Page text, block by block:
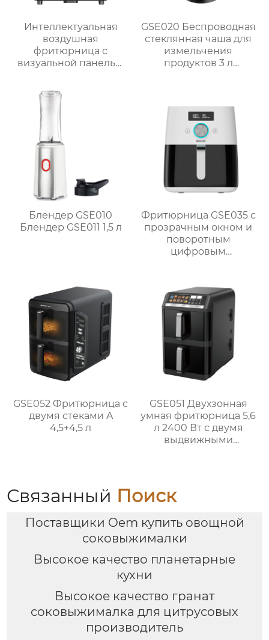
Интеллектуальная
воздушная
фритюрница с
визуальной панелью
GSE020 Беспроводная
стеклянная чаша для
измельчения
продуктов 3 л
Блендер GSE010
Блендер GSE011 1,5 л
Фритюрница GSE035 с
прозрачным окном и
поворотным
цифровым
GSE052 Фритюрница с
двумя стеками A
4,5+4,5 л
GSE051 Двухзонная
умная фритюрница 5,6
л 2400 Вт с двумя
выдвижными
Связанный Поиск
Поставщики Oem купить овощной
соковыжималки
Высокое качество планетарные
кухни
Высокое качество гранат
соковыжималка для цитрусовых
производитель